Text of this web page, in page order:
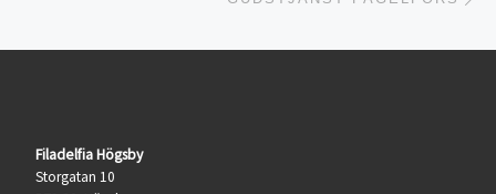
Filadelfia Högsby
Storgatan 10